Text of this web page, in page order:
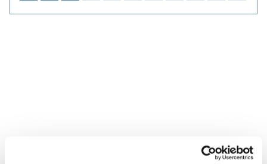
Kursorte mit Kursangeboten